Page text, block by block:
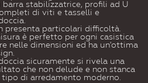
stabilizzatrice, profili ad U
di viti e tasselli e
presenta particolari difficoltà.
è perfetto per ogni casistica
nelle dimensioni ed ha un'ottima
sicuramente si rivela una
che non delude e non stanca
di arredamento moderno.